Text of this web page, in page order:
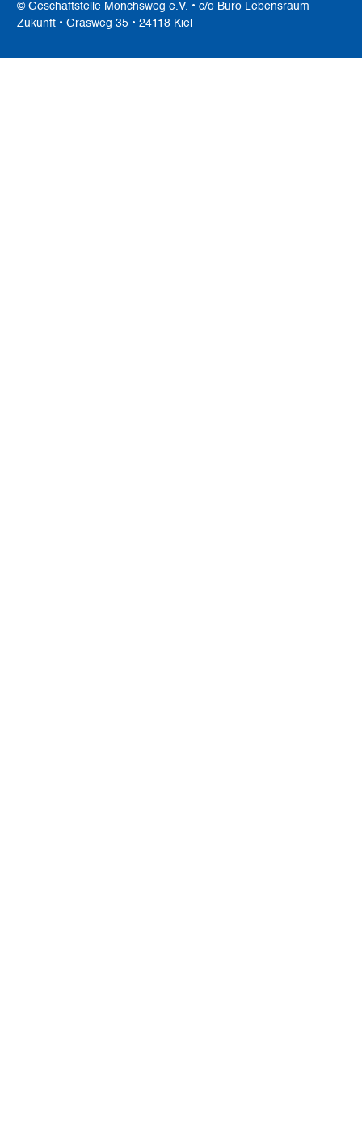
© Geschäftstelle Mönchsweg e.V. • c/o Büro Lebensraum
Zukunft • Grasweg 35 • 24118 Kiel